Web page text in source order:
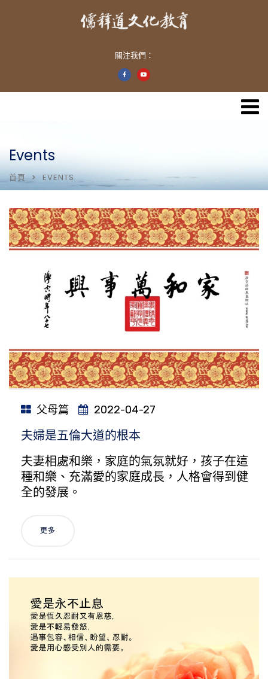
關注我們：
Events
首頁 EVENTS
父母篇 2022-04-27
夫婦是五倫大道的根本
夫妻相處和樂，家庭的氣氛就好，孩子在這
種和樂、充滿愛的家庭成長，人格會得到健
全的發展。
更多